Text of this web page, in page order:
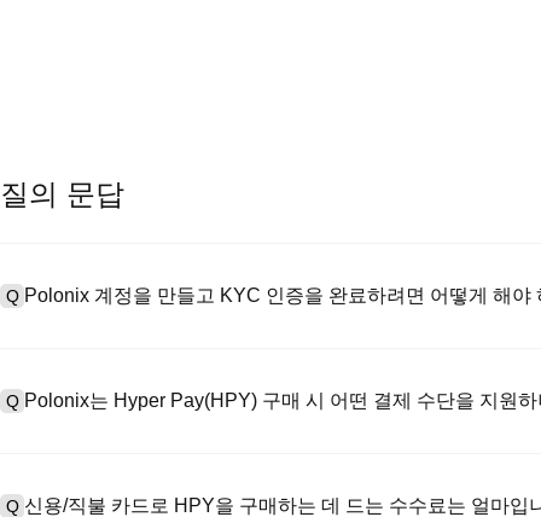
질의 문답
Q Polonix 계정을 만들고 KYC 인증을 완료하려면 어떻게 해야
하여 유효한 신분증 문서를 업로드하고 셀카를 찍어 KYC 인증을 완
Q Polonix는 Hyper Pay(HPY) 구매 시 어떤 결제 수단을 지원
를 초과하는 대규모 거래에 대한 장외 거래(OTC 거래, 맞춤형 견적
Q 신용/직불 카드로 HPY을 구매하는 데 드는 수수료는 얼마입